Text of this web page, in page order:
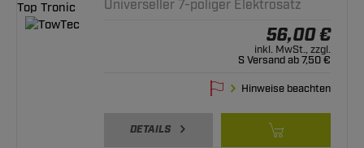
Universeller 7-poliger Elektrosatz
56,00 €
inkl. MwSt., zzgl.
S Versand ab 7,50 €
Hinweise beachten
DETAILS